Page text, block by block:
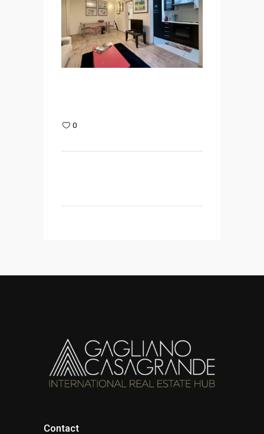
0
Contact